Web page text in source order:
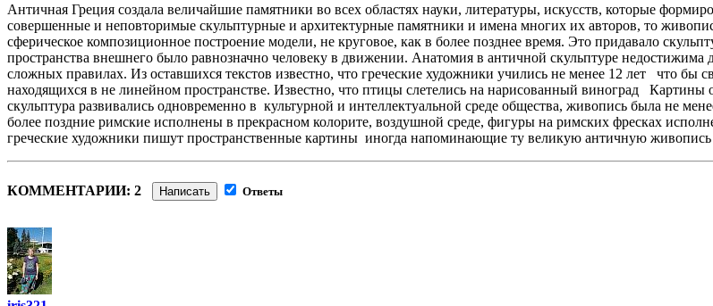
Античная Греция создала величайшие памятники во всех областях науки, литературы, искусств, которые
совершенные и неповторимые скульптурные и архитектурные памятники и имена многих их авторов, то
сферическое композиционное построение модели, не круговое, как в более позднее время. Это придавало
пространства внешнего было равнозначно человеку в движении. Анатомия в античной скульптуре недостижима
сложных правилах. Из оставшихся текстов известно, что греческие художники учились не менее 12 лет что бы
находящихся в не линейном пространстве. Известно, что птицы слетелись на нарисованный виноград
скульптура развивались одновременно в культурной и интеллектуальной среде общества, живопись была не
более поздние римские исполнены в прекрасном колорите, воздушной среде, фигуры на римских фресках
греческие художники пишут пространственные картины иногда напоминающие ту великую античную живопись
КОММЕНТАРИИ: 2 Написать Ответы